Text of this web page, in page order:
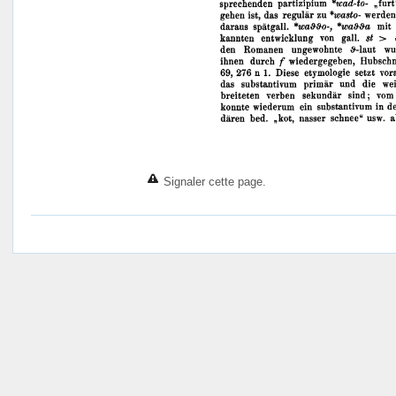
Signaler cette page.